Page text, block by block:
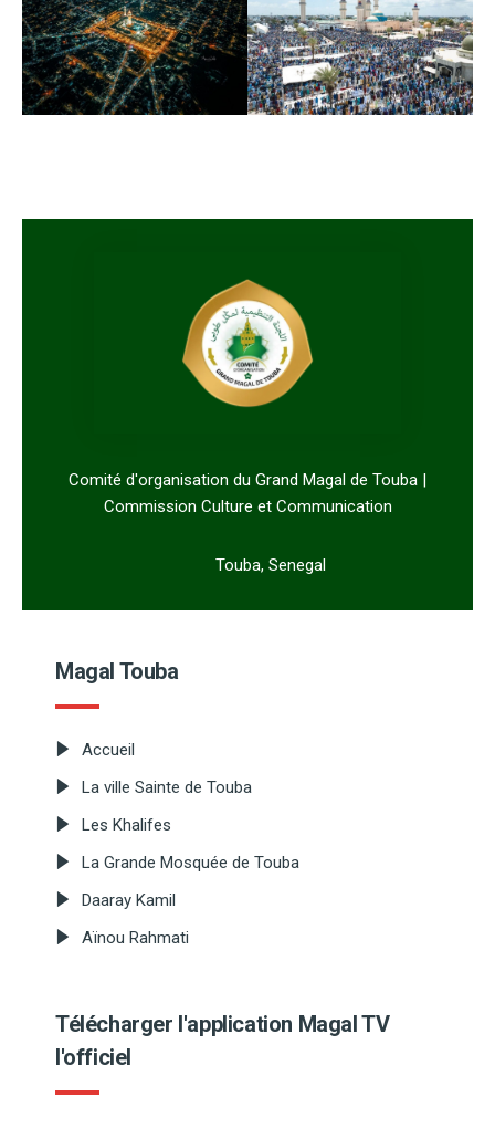
Comité d'organisation du Grand Magal de Touba |
Commission Culture et Communication
Touba, Senegal
Magal Touba
Accueil
La ville Sainte de Touba
Les Khalifes
La Grande Mosquée de Touba
Daaray Kamil
Aïnou Rahmati
Télécharger l'application Magal TV
l'officiel